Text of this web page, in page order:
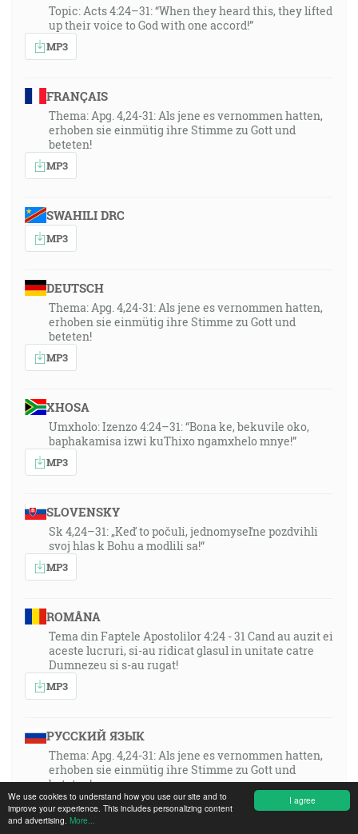
I agree
We use cookies to understand how you use our site and to
improve your experience. This includes personalizing content
and advertising. More...
Topic: Acts 4:24–31: “When they heard this, they lifted
up their voice to God with one accord!”
MP3
FRANÇAIS
Thema: Apg. 4,24-31: Als jene es vernommen hatten,
erhoben sie einmütig ihre Stimme zu Gott und
beteten!
MP3
SWAHILI DRC
MP3
DEUTSCH
Thema: Apg. 4,24-31: Als jene es vernommen hatten,
erhoben sie einmütig ihre Stimme zu Gott und
beteten!
MP3
XHOSA
Umxholo: Izenzo 4:24–31: “Bona ke, bekuvile oko,
baphakamisa izwi kuThixo ngamxhelo mnye!”
MP3
SLOVENSKY
Sk 4,24–31: „Keď to počuli, jednomyseľne pozdvihli
svoj hlas k Bohu a modlili sa!“
MP3
ROMÂNA
Tema din Faptele Apostolilor 4:24 - 31 Cand au auzit ei
aceste lucruri, si-au ridicat glasul in unitate catre
Dumnezeu si s-au rugat!
MP3
РУССКИЙ ЯЗЫК
Thema: Apg. 4,24-31: Als jene es vernommen hatten,
erhoben sie einmütig ihre Stimme zu Gott und
beteten!
MP3